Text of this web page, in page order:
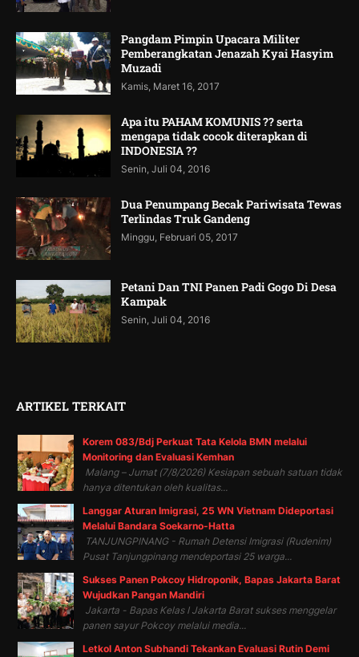
Pangdam Pimpin Upacara Militer
Pemberangkatan Jenazah Kyai Hasyim
Muzadi
Kamis, Maret 16, 2017
Apa itu PAHAM KOMUNIS ?? serta
mengapa tidak cocok diterapkan di
INDONESIA ??
Senin, Juli 04, 2016
Dua Penumpang Becak Pariwisata Tewas
Terlindas Truk Gandeng
Minggu, Februari 05, 2017
Petani Dan TNI Panen Padi Gogo Di Desa
Kampak
Senin, Juli 04, 2016
ARTIKEL TERKAIT
Korem 083/Bdj Perkuat Tata Kelola BMN melalui
Monitoring dan Evaluasi Kemhan
Malang – Jumat (7/8/2026) Kesiapan sebuah satuan tidak
hanya ditentukan oleh kualitas...
Langgar Aturan Imigrasi, 25 WN Vietnam Dideportasi
Melalui Bandara Soekarno-Hatta
TANJUNGPINANG - Rumah Detensi Imigrasi (Rudenim)
Pusat Tanjungpinang mendeportasi 25 warga...
Sukses Panen Pokcoy Hidroponik, Bapas Jakarta Barat
Wujudkan Pangan Mandiri
Jakarta - Bapas Kelas I Jakarta Barat sukses menggelar
panen sayur Pokcoy melalui media...
Letkol Anton Subhandi Tekankan Evaluasi Rutin Demi